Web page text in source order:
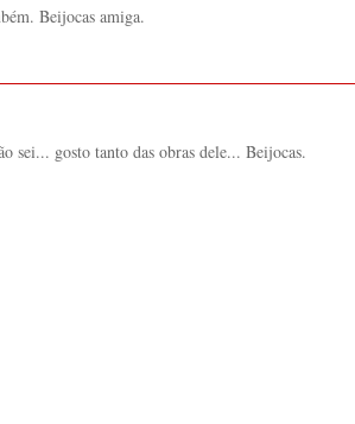
Beijocas amiga.
sei... gosto tanto das obras dele... Beijocas.